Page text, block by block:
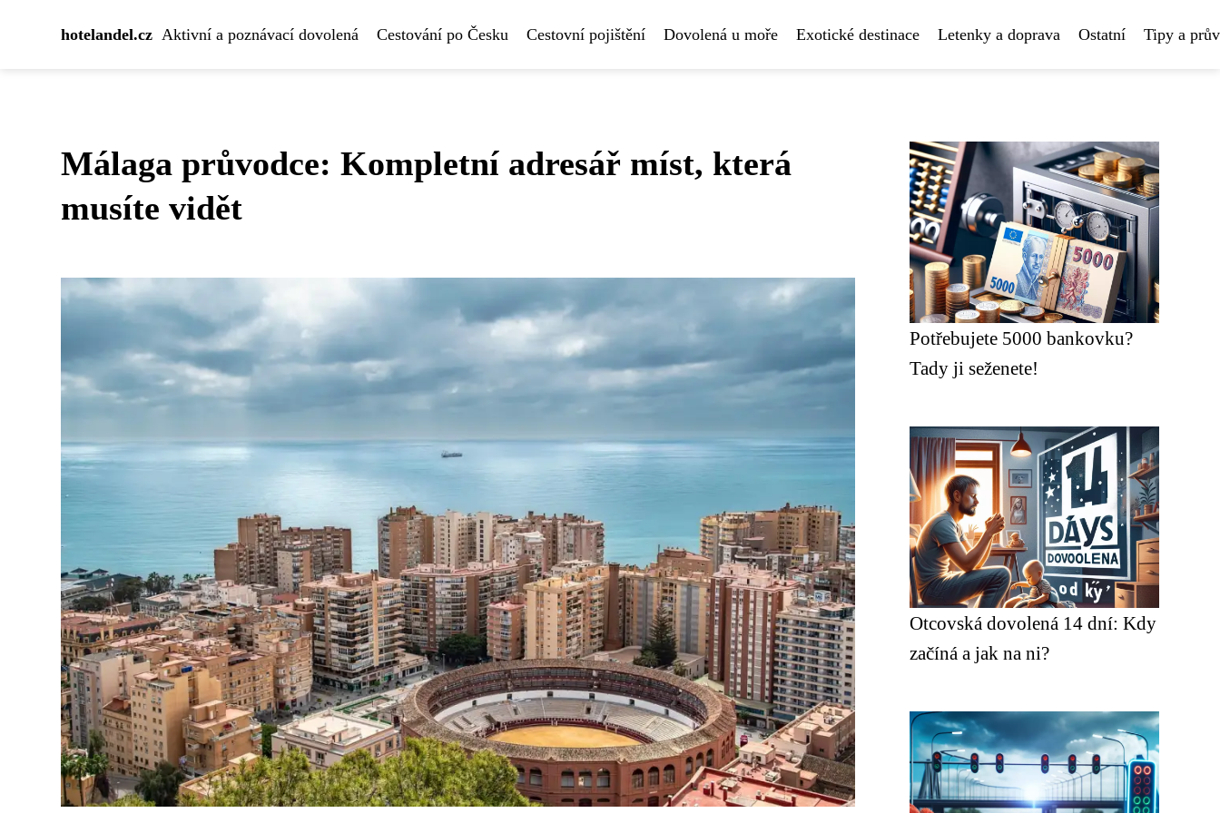
hotelandel.cz Aktivní a poznávací dovolená Cestování po Česku Cestovní pojištění Dovolená u moře Exotické destinace Letenky a doprava Ostatní Tipy a
Málaga průvodce: Kompletní adresář míst, která
musíte vidět
Potřebujete 5000 bankovku?
Tady ji seženete!
Otcovská dovolená 14 dní: Kdy
začíná a jak na ni?